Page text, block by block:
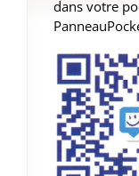
dans votre